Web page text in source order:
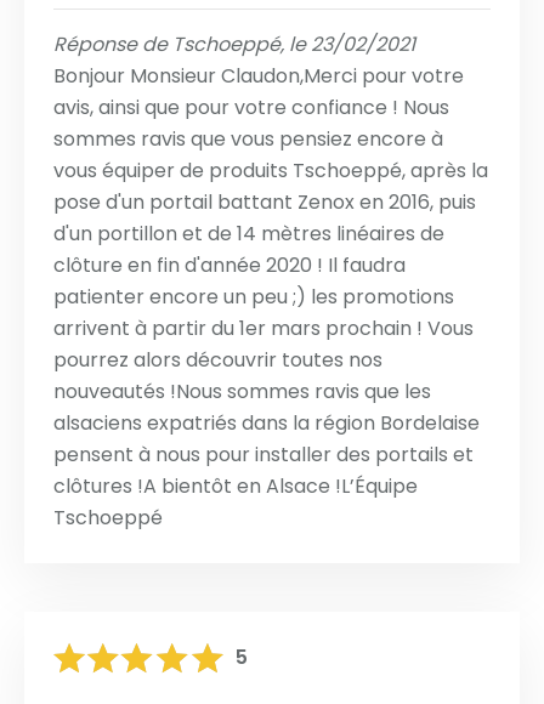
Réponse de Tschoeppé, le 23/02/2021
Bonjour Monsieur Claudon,Merci pour votre
avis, ainsi que pour votre confiance ! Nous
sommes ravis que vous pensiez encore à
vous équiper de produits Tschoeppé, après la
pose d'un portail battant Zenox en 2016, puis
d'un portillon et de 14 mètres linéaires de
clôture en fin d'année 2020 ! Il faudra
patienter encore un peu ;) les promotions
arrivent à partir du 1er mars prochain ! Vous
pourrez alors découvrir toutes nos
nouveautés !Nous sommes ravis que les
alsaciens expatriés dans la région Bordelaise
pensent à nous pour installer des portails et
clôtures !A bientôt en Alsace !L’Équipe
Tschoeppé
5